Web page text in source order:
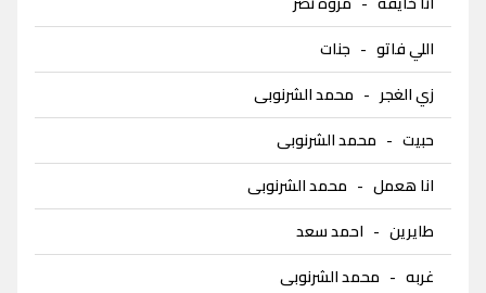
اللي فاتو - جنات
زي الغجر- محمد الشرنوبى
حبيت - محمد الشرنوبى
انا هعمل - محمد الشرنوبى
طايرين - احمد سعد
غربه - محمد الشرنوبى